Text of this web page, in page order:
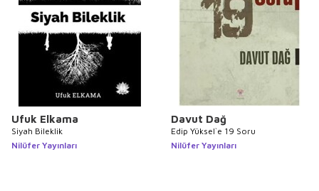
Ufuk Elkama
Siyah Bileklik
Nilüfer Yayınları
Davut Dağ
Edip Yüksel`e 19 Soru
Nilüfer Yayınları